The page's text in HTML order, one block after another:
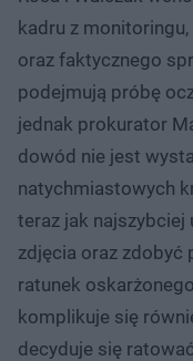
kadru z
oraz faktycznego
podejmują próbę
jednak prokurator
dowód nie jest
natychmiastowych
teraz jak
zdjęcia oraz zdobyć
ratunek
komplikuje się
decyduje się